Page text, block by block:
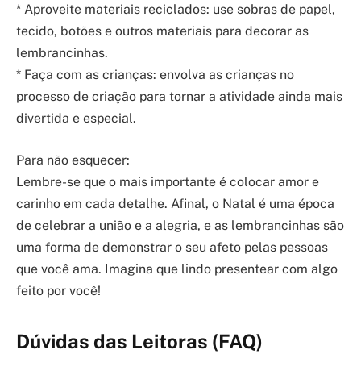
* Aproveite materiais reciclados: use sobras de papel,
tecido, botões e outros materiais para decorar as
lembrancinhas.
* Faça com as crianças: envolva as crianças no
processo de criação para tornar a atividade ainda mais
divertida e especial.
Para não esquecer:
Lembre-se que o mais importante é colocar amor e
carinho em cada detalhe. Afinal, o Natal é uma época
de celebrar a união e a alegria, e as lembrancinhas são
uma forma de demonstrar o seu afeto pelas pessoas
que você ama. Imagina que lindo presentear com algo
feito por você!
Dúvidas das Leitoras (FAQ)